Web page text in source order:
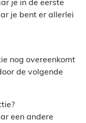
je in de eerste
je bent er allerlei
nog overeenkomt
de volgende
een andere